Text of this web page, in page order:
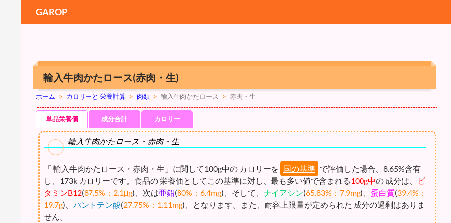
GAROP
輸入牛肉かたロース(赤肉・生)
ホーム > カロリーと 栄養計算 > 肉類 > 輸入牛肉かたロース > 赤肉・生
単品栄養価 成分合計 カロリー
輸入牛肉かたロース・赤肉・生
「 輸入牛肉かたロース・赤肉・生」に関して100g中の カロリーを 国の基準 で評価した場合、8.65%含有
し、173k カロリーです。食品の 栄養価としてこの基準に対し、最も多い値で含まれる100g中の 成分は、
ビ
タミンB12(87.5%：2.1μg)、次は亜鉛(80%：6.4mg)、そして、 ナイアシン(65.83%：7.9mg)、 蛋白質(39.4%：
19.7g)、 パントテン酸(27.75%：1.11mg)、となります。また、耐容上限量が定められた 成分の過剰はありま
せん。